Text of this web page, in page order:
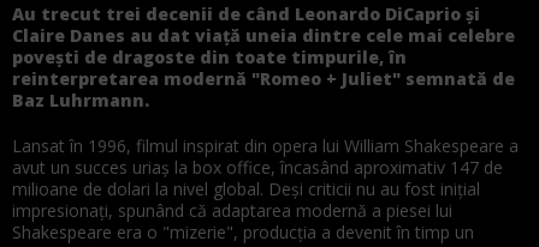
Au trecut trei decenii de când Leonardo DiCaprio și
Claire Danes au dat viață uneia dintre cele mai celebre
povești de dragoste din toate timpurile, în
reinterpretarea modernă "Romeo + Juliet" semnată de
Baz Luhrmann.
Lansat în 1996, filmul inspirat din opera lui William Shakespeare a
avut un succes uriaș la box office, încasând aproximativ 147 de
milioane de dolari la nivel global. Deși criticii nu au fost inițial
impresionați, spunând că adaptarea modernă a piesei lui
Shakespeare era o "mizerie", producția a devenit în timp un